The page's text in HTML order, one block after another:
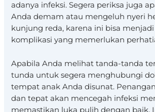
adanya infeksi. Segera periksa juga
Anda demam atau mengeluh nyeri
kunjung reda, karena ini bisa
komplikasi yang memerlukan
Apabila Anda melihat tanda-tanda
tunda untuk segera menghubungi
tempat anak Anda disunat.
dan tepat akan mencegah infeksi
memastikan luka pulih dengan baik.